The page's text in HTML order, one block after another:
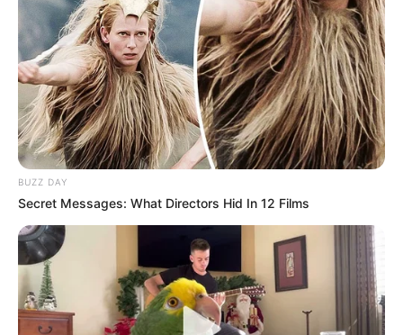
BUZZ DAY
Secret Messages: What Directors Hid In 12 Films